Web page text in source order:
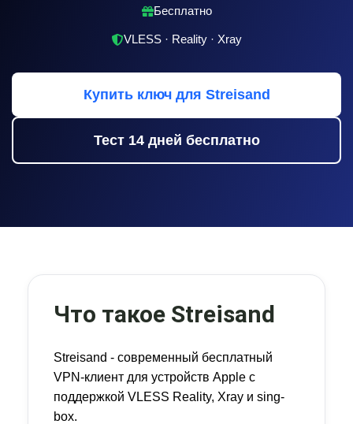
Бесплатно
VLESS · Reality · Xray
Купить ключ для Streisand
Тест 14 дней бесплатно
Что такое Streisand
Streisand - современный бесплатный
VPN-клиент для устройств Apple с
поддержкой VLESS Reality, Xray и sing-
box.